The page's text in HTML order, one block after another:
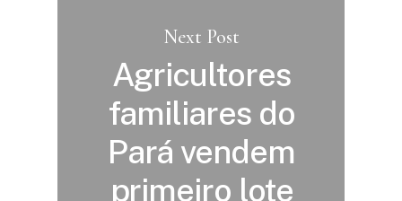
Next Post
Agricultores
familiares do
Pará vendem
primeiro lote